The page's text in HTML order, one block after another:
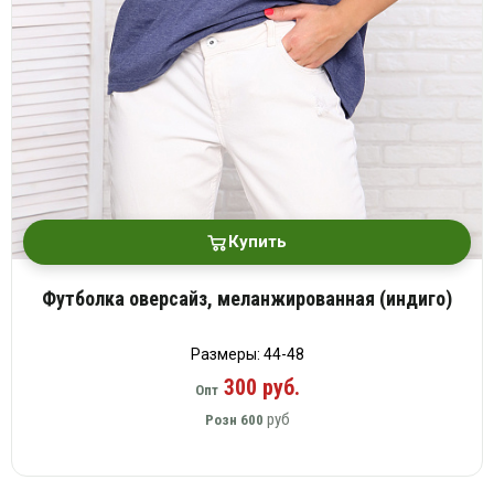
Купить
Футболка оверсайз, меланжированная (индиго)
Размеры: 44-48
Опт300 руб.
Розн 600 руб